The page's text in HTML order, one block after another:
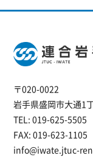
〒020-0022
岩手県盛岡市大通1
TEL: 019-625-5505
FAX: 019-623-1105
info@iwate.jtuc-